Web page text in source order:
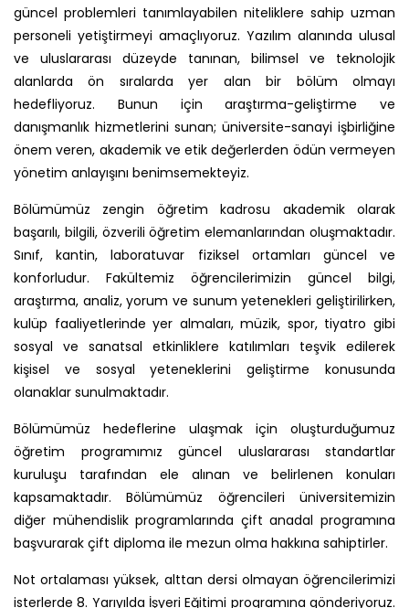
güncel problemleri tanımlayabilen niteliklere sahip uzman
personeli yetiştirmeyi amaçlıyoruz. Yazılım alanında ulusal
ve uluslararası düzeyde tanınan, bilimsel ve teknolojik
alanlarda ön sıralarda yer alan bir bölüm olmayı
hedefliyoruz. Bunun için araştırma-geliştirme ve
danışmanlık hizmetlerini sunan; üniversite-sanayi işbirliğine
önem veren, akademik ve etik değerlerden ödün vermeyen
yönetim anlayışını benimsemekteyiz.
Bölümümüz zengin öğretim kadrosu akademik olarak
başarılı, bilgili, özverili öğretim elemanlarından oluşmaktadır.
Sınıf, kantin, laboratuvar fiziksel ortamları güncel ve
konforludur. Fakültemiz öğrencilerimizin güncel bilgi,
araştırma, analiz, yorum ve sunum yetenekleri geliştirilirken,
kulüp faaliyetlerinde yer almaları, müzik, spor, tiyatro gibi
sosyal ve sanatsal etkinliklere katılımları teşvik edilerek
kişisel ve sosyal yeteneklerini geliştirme konusunda
olanaklar sunulmaktadır.
Bölümümüz hedeflerine ulaşmak için oluşturduğumuz
öğretim programımız güncel uluslararası standartlar
kuruluşu tarafından ele alınan ve belirlenen konuları
kapsamaktadır. Bölümümüz öğrencileri üniversitemizin
diğer mühendislik programlarında çift anadal programına
başvurarak çift diploma ile mezun olma hakkına sahiptirler.
Not ortalaması yüksek, alttan dersi olmayan öğrencilerimizi
isterlerde 8. Yarıyılda İşyeri Eğitimi programına gönderiyoruz.